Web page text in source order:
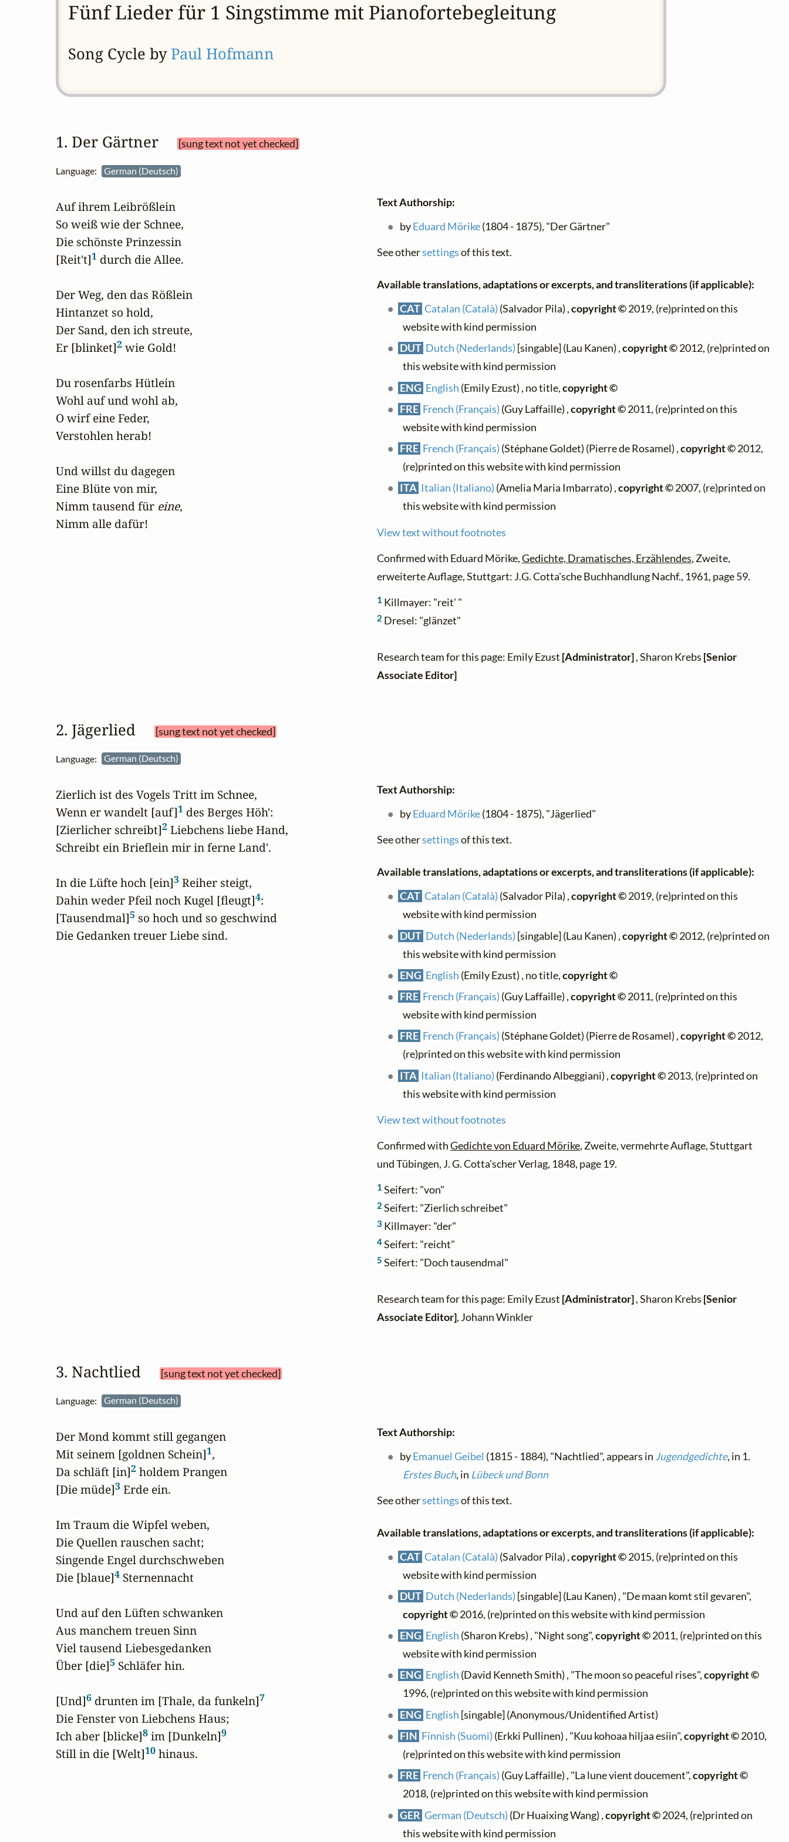
Fünf Lieder für 1 Singstimme mit Pianofortebegleitung
Song Cycle by Paul Hofmann
1. Der Gärtner [sung text not yet checked]
Language: German (Deutsch)
Auf ihrem Leibrößlein
So weiß wie der Schnee,
Die schönste Prinzessin
[Reit't]1 durch die Allee.
Der Weg, den das Rößlein
Hintanzet so hold,
Der Sand, den ich streute,
Er [blinket]2 wie Gold!
Du rosenfarbs Hütlein
Wohl auf und wohl ab,
O wirf eine Feder,
Verstohlen herab!
Und willst du dagegen
Eine Blüte von mir,
Nimm tausend für eine,
Nimm alle dafür!
Text Authorship:
byEduard Mörike(1804 - 1875), "Der Gärtner"
See othersettingsof this text.
Available translations, adaptations or excerpts, and transliterations (if applicable):
CAT Catalan (Català) (Salvador Pila) ,copyright ©2019, (re)printed on this
website with kind permission
DUT Dutch (Nederlands) [singable] (Lau Kanen) ,copyright ©2012, (re)printed on
this website with kind permission
ENG English (Emily Ezust) , no title,copyright ©
FRE French (Français) (Guy Laffaille) ,copyright ©2011, (re)printed on this
website with kind permission
FRE French (Français) (Stéphane Goldet) (Pierre de Rosamel) ,copyright ©2012,
(re)printed on this website with kind permission
ITA Italian (Italiano) (Amelia Maria Imbarrato) ,copyright ©2007, (re)printed on
this website with kind permission
View text without footnotes
Confirmed with Eduard Mörike,Gedichte, Dramatisches, Erzählendes, Zweite,
erweiterte Auflage, Stuttgart: J.G. Cotta'sche Buchhandlung Nachf., 1961, page 59.
1 Killmayer: "reit' "
2 Dresel: "glänzet"
Research team for this page: Emily Ezust [Administrator], Sharon Krebs [Senior
Associate Editor]
2. Jägerlied [sung text not yet checked]
Language: German (Deutsch)
Zierlich ist des Vogels Tritt im Schnee,
Wenn er wandelt [auf]1 des Berges Höh':
[Zierlicher schreibt]2 Liebchens liebe Hand,
Schreibt ein Brieflein mir in ferne Land'.
In die Lüfte hoch [ein]3 Reiher steigt,
Dahin weder Pfeil noch Kugel [fleugt]4:
[Tausendmal]5 so hoch und so geschwind
Die Gedanken treuer Liebe sind.
Text Authorship:
byEduard Mörike(1804 - 1875), "Jägerlied"
See othersettingsof this text.
Available translations, adaptations or excerpts, and transliterations (if applicable):
CAT Catalan (Català) (Salvador Pila) ,copyright ©2019, (re)printed on this
website with kind permission
DUT Dutch (Nederlands) [singable] (Lau Kanen) ,copyright ©2012, (re)printed on
this website with kind permission
ENG English (Emily Ezust) , no title,copyright ©
FRE French (Français) (Guy Laffaille) ,copyright ©2011, (re)printed on this
website with kind permission
FRE French (Français) (Stéphane Goldet) (Pierre de Rosamel) ,copyright ©2012,
(re)printed on this website with kind permission
ITA Italian (Italiano) (Ferdinando Albeggiani) ,copyright ©2013, (re)printed on
this website with kind permission
View text without footnotes
Confirmed withGedichte von Eduard Mörike, Zweite, vermehrte Auflage, Stuttgart
und Tübingen, J. G. Cotta'scher Verlag, 1848, page 19.
1 Seifert: "von"
2 Seifert: "Zierlich schreibet"
3 Killmayer: "der"
4Seifert: "reicht"
5 Seifert: "Doch tausendmal"
Research team for this page: Emily Ezust [Administrator], Sharon Krebs [Senior
Associate Editor], Johann Winkler
3. Nachtlied [sung text not yet checked]
Language: German (Deutsch)
Der Mond kommt still gegangen
Mit seinem [goldnen Schein]1,
Da schläft [in]2 holdem Prangen
[Die müde]3 Erde ein.
Im Traum die Wipfel weben,
Die Quellen rauschen sacht;
Singende Engel durchschweben
Die [blaue]4 Sternennacht
Und auf den Lüften schwanken
Aus manchem treuen Sinn
Viel tausend Liebesgedanken
Über [die]5 Schläfer hin.
[Und]6 drunten im [Thale, da funkeln]7
Die Fenster von Liebchens Haus;
Ich aber [blicke]8 im [Dunkeln]9
Still in die [Welt]10 hinaus.
Text Authorship:
byEmanuel Geibel (1815 - 1884), "Nachtlied", appears in Jugendgedichte, in 1.
Erstes Buch, in Lübeck und Bonn
See othersettingsof this text.
Available translations, adaptations or excerpts, and transliterations (if applicable):
CAT Catalan (Català) (Salvador Pila) ,copyright ©2015, (re)printed on this
website with kind permission
DUT Dutch (Nederlands) [singable] (Lau Kanen) , "De maan komt stil gevaren",
copyright ©2016, (re)printed on this website with kind permission
ENG English (Sharon Krebs) , "Night song",copyright ©2011, (re)printed on this
website with kind permission
ENG English (David Kenneth Smith) , "The moon so peaceful rises",copyright ©
1996, (re)printed on this website with kind permission
ENG English [singable] (Anonymous/Unidentified Artist)
FIN Finnish (Suomi) (Erkki Pullinen) , "Kuu kohoaa hiljaa esiin",copyright ©2010,
(re)printed on this website with kind permission
FRE French (Français) (Guy Laffaille) , "La lune vient doucement",copyright ©
2018, (re)printed on this website with kind permission
GER German (Deutsch) (Dr Huaixing Wang) ,copyright ©2024, (re)printed on
this website with kind permission